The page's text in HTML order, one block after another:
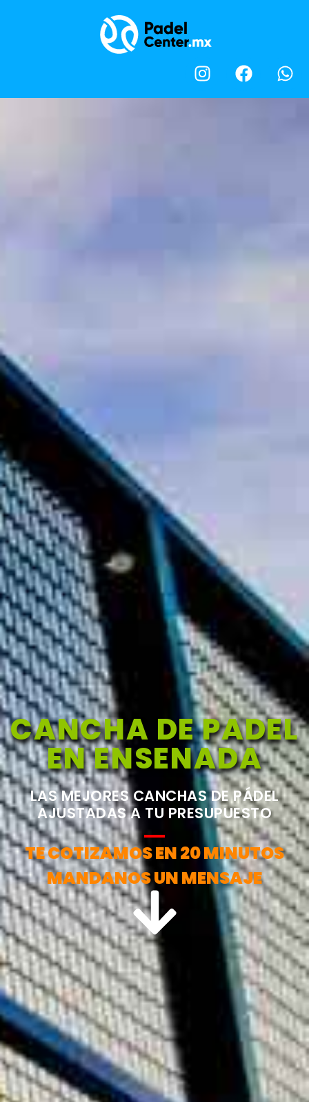
CANCHA DE PADEL
EN ENSENADA
LAS MEJORES CANCHAS DE PÁDEL
AJUSTADAS A TU PRESUPUESTO
TE COTIZAMOS EN 20 MINUTOS
MANDANOS UN MENSAJE